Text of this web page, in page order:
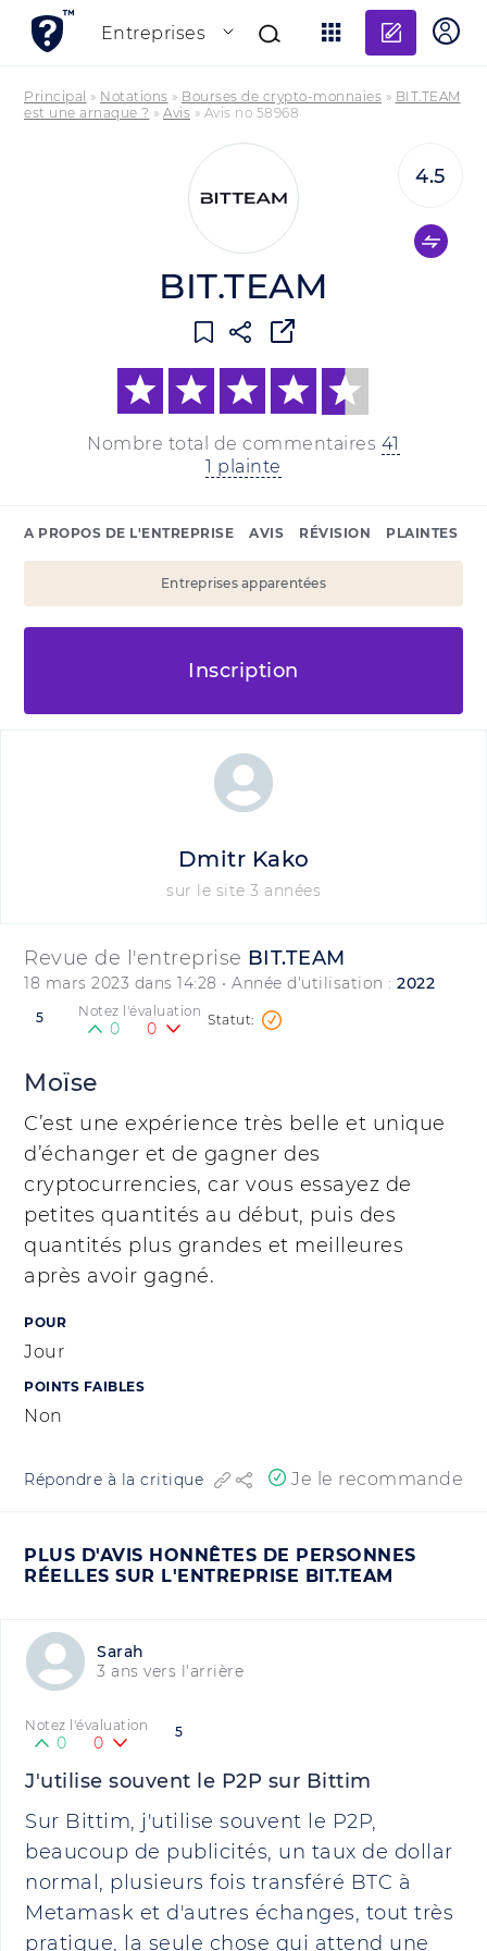
Entreprises
Principal » Notations » Bourses de crypto-monnaies » BIT.TEAM
est une arnaque ? » Avis » Avis no 58968
BIT.TEAM
Nombre total de commentaires 41
1 plainte
4.5
A PROPOS DE L'ENTREPRISE AVIS RÉVISION PLAINTES
Entreprises apparentées
Inscription
Revue de l'entreprise BIT.TEAM
18 mars 2023 dans 14:28 • Année d'utilisation : 2022
5 Notez l'évaluation
0 0
Moïse
C’est une expérience très belle et unique
d’échanger et de gagner des
cryptocurrencies, car vous essayez de
petites quantités au début, puis des
quantités plus grandes et meilleures
après avoir gagné.
POUR
Jour
POINTS FAIBLES
Non
Répondre à la critique Je le recommande
PLUS D'AVIS HONNÊTES DE PERSONNES
RÉELLES SUR L'ENTREPRISE BIT.TEAM
Sarah
3 ans vers l'arrière
5
Notez l'évaluation
0 0
J'utilise souvent le P2P sur Bittim
Sur Bittim, j'utilise souvent le P2P,
beaucoup de publicités, un taux de dollar
normal, plusieurs fois transféré BTC à
Metamask et d'autres échanges, tout très
pratique, la seule chose qui attend une
Dmitr Kako
sur le site 3 années